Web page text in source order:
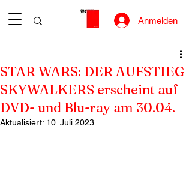
Anmelden
STAR WARS: DER AUFSTIEG
SKYWALKERS erscheint auf
DVD- und Blu-ray am 30.04.
Aktualisiert: 10. Juli 2023